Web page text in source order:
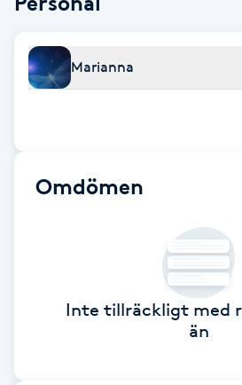
Brynfärgning
Bröllopsuppsättning
Color correction
Marianna
Omdömen
Inte tillräckligt med
än